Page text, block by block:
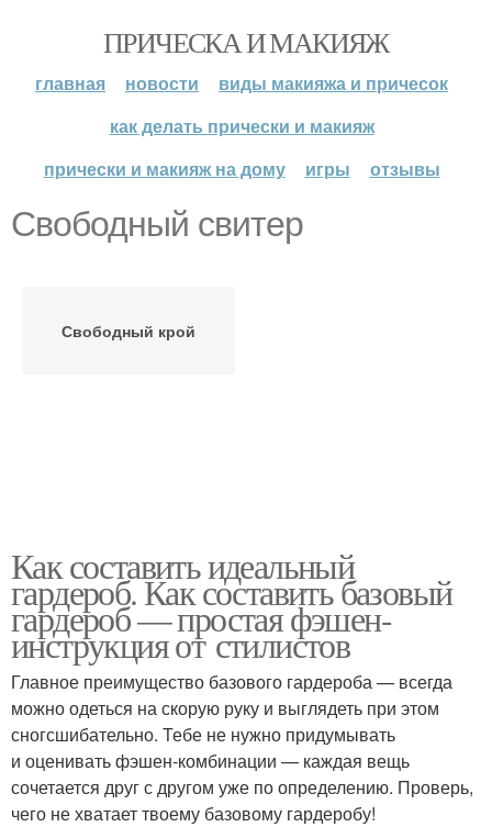
ПРИЧЕСКА И МАКИЯЖ
главная новости
виды макияжа и причесок
как делать прически и макияж
прически и макияж на дому
игры отзывы
Свободный свитер
Свободный крой
Как составить идеальный
гардероб. Как составить базовый
гардероб — простая фэшен-
инструкция от стилистов
Главное преимущество базового гардероба — всегда
можно одеться на скорую руку и выглядеть при этом
сногсшибательно. Тебе не нужно придумывать
и оценивать фэшен-комбинации — каждая вещь
сочетается друг с другом уже по определению. Проверь,
чего не хватает твоему базовому гардеробу!